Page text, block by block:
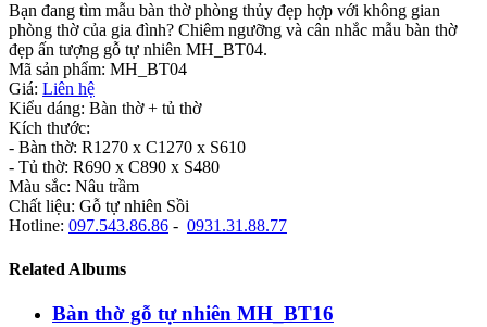
Bạn đang tìm mẫu bàn thờ phòng thủy đẹp hợp với không gian
phòng thờ của gia đình? Chiêm ngưỡng và cân nhắc mẫu bàn thờ
đẹp ấn tượng gỗ tự nhiên MH_BT04.
Mã sản phẩm: MH_BT04
Giá: Liên hệ
Kiểu dáng: Bàn thờ + tủ thờ
Kích thước:
- Bàn thờ: R1270 x C1270 x S610
- Tủ thờ: R690 x C890 x S480
Màu sắc: Nâu trầm
Chất liệu: Gỗ tự nhiên Sồi
Hotline: 097.543.86.86 - 0931.31.88.77
Related Albums
Bàn thờ gỗ tự nhiên MH_BT16